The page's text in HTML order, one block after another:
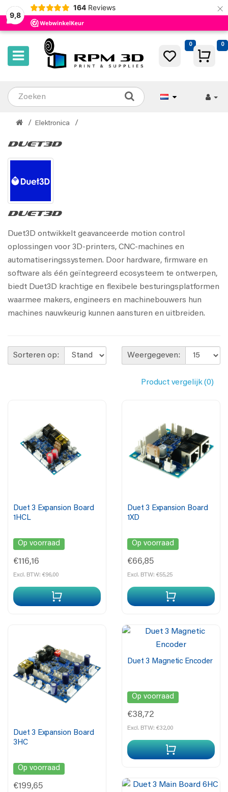
9,8
164 Reviews ×
0 0
Elektronica
Duet3D
Duet3D
Duet3D ontwikkelt geavanceerde motion control
oplossingen voor 3D-printers, CNC-machines en
automatiseringssystemen. Door hardware, firmware en
software als één geïntegreerd ecosysteem te ontwerpen,
biedt Duet3D krachtige en flexibele besturingsplatformen
waarmee makers, engineers en machinebouwers hun
machines nauwkeurig kunnen aansturen en uitbreiden.
Sorteren op: Weergegeven:
Product vergelijk (0)
Duet 3 Expansion Board
1HCL
Op voorraad
€116,16
Excl. BTW: €96,00
Duet 3 Expansion Board
1XD
Op voorraad
€66,85
Excl. BTW: €55,25
Duet 3 Expansion Board
3HC
Op voorraad
€199,65
Duet 3 Magnetic Encoder
Op voorraad
€38,72
Excl. BTW: €32,00